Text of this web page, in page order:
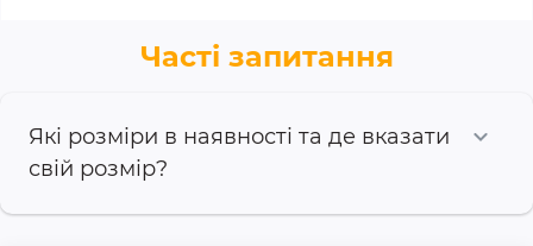
Часті запитання
Які розміри в наявності та де вказати
свій розмір?